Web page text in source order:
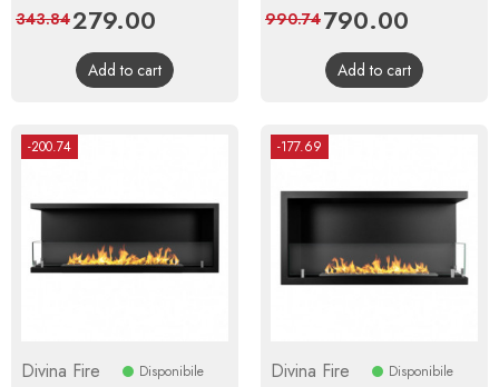
Price
279.00
price
343.84
Add to cart
Price
790.00
price
990.74
Add to cart
-200.74
Divina Fire Disponibile
-177.69
Divina Fire Disponibile